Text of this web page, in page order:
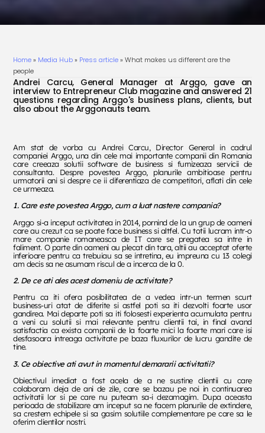
Home» Media Hub» Press article»What makes us different are the
people
Andrei Carcu, General Manager at Arggo, gave an
interview to Entrepreneur Club magazine and answered 21
questions regarding Arggo's business plans, clients, but
also about the Arggonauts team.
Am stat de vorba cu Andrei Carcu, Director General in cadrul
companiei Arggo, una din cele mai importante companii din Romania
care creeaza solutii software de business si furnizeaza servicii de
consultanta. Despre povestea Arggo, planurile ambitioase pentru
urmatorii ani si despre ce ii diferentiaza de competitori, aflati din cele
ce urmeaza.
1. Care este povestea Arggo, cum a luat nastere compania?
Arggo si-a inceput activitatea in 2014, pornind de la un grup de oameni
care au crezut ca se poate face business si altfel. Cu totii lucram intr-o
mare companie romaneasca de IT care se pregatea sa intre in
faliment. O parte din oameni au plecat din tara, altii au acceptat oferte
inferioare pentru ca trebuiau sa se intretina, eu impreuna cu 13 colegi
am decis sa ne asumam riscul de a incerca de la 0.
2. De ce ati ales acest domeniu de activitate?
Pentru ca iti ofera posibilitatea de a vedea intr-un termen scurt
business-uri atat de diferite si astfel poti sa iti dezvolti foarte usor
gandirea. Mai departe poti sa iti folosesti experienta acumulata pentru
a veni cu solutii si mai relevante pentru clientii tai, in final avand
satisfactia ca exista companii de la foarte mici la foarte mari care isi
desfasoara intreaga activitate pe baza fluxurilor de lucru gandite de
tine.
3. Ce obiective ati avut in momentul demararii activitatii?
Obiectivul imediat a fost acela de a ne sustine clientii cu care
colaboram deja de ani de zile, care se bazau pe noi in continuarea
activitatii lor si pe care nu puteam sa-i dezamagim. Dupa aceasta
perioada de stabilizare am inceput sa ne facem planurile de extindere,
sa crestem echipele si sa gasim solutiile complementare pe care sa le
oferim clientilor nostri.